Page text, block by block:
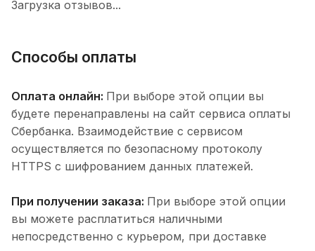
Загрузка отзывов...
Способы оплаты
Оплата онлайн: При выборе этой опции вы
будете перенаправлены на сайт сервиса оплаты
Сбербанка. Взаимодействие с сервисом
осуществляется по безопасному протоколу
HTTPS с шифрованием данных платежей.
При получении заказа: При выборе этой опции
вы можете расплатиться наличными
непосредственно с курьером, при доставке